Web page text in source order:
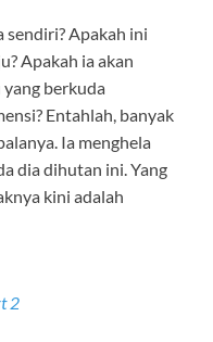
sendiri? Apakah ini
Apakah ia akan
berkuda
Entahlah, banyak
Ia menghela
dia dihutan ini. Yang
kini adalah
2